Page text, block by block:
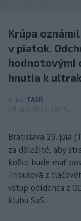
Krúpa
v piatok.
hodnotovými
hnutia k
Autor TASR
29. júla 2022 20:45
Bratislava 29. júla
za dôležité, aby
koľko bude mať
Tribusová z
vstup odídenca z
klubu SaS.